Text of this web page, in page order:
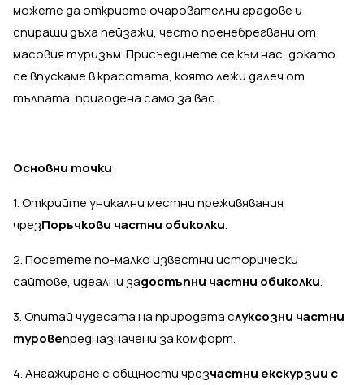
можете да откриете очарователни градове и
спиращи дъха пейзажи, често пренебрегвани от
масовия туризъм. Присъединете се към нас, докато
се впускаме в красотата, която лежи далеч от
тълпата, пригодена само за вас.
Основни точки
1. Открийте уникални местни преживявания
чрезПоръчкови частни обиколки.
2. Посетете по-малко известни исторически
сайтове, идеални задостъпни частни обиколки.
3. Опитай чудесата на природата слуксозни частни
туровепредназначени за комфорт.
4. Ангажиране с общности чрезчастни екскурзии с